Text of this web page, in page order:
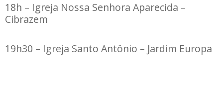
18h – Igreja Nossa Senhora Aparecida –
Cibrazem
19h30 – Igreja Santo Antônio – Jardim Europa